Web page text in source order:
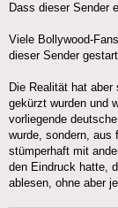
Dass dieser Sender
Viele Bollywood-
dieser Sender
Die Realität hat
gekürzt wurden und
vorliegende
wurde, sondern, aus
stümperhaft mit
den Eindruck hatte,
ablesen, ohne aber